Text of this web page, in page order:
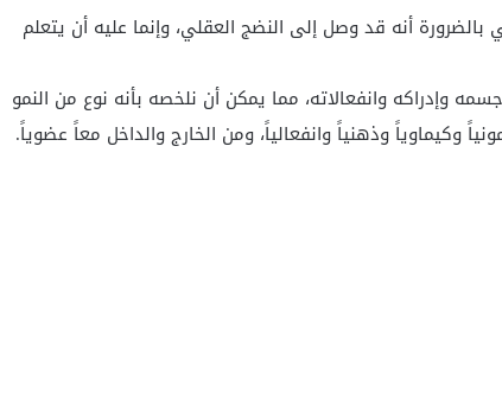
أنه قد وصل إلى النضج العقلي، وإنما عليه أن يتعلم
وإدراكه وانفعالاته، مما يمكن أن نلخصه بأنه نوع من النمو
وكيماوياً وذهنياً وانفعالياً، ومن الخارج والداخل معاً عضوياً.